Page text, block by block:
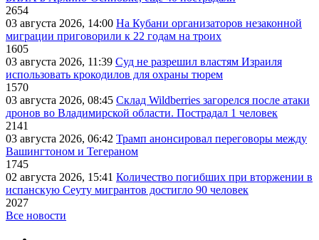
2654
03 августа 2026, 14:00 На Кубани организаторов незаконной
миграции приговорили к 22 годам на троих
1605
03 августа 2026, 11:39 Суд не разрешил властям Израиля
использовать крокодилов для охраны тюрем
1570
03 августа 2026, 08:45 Склад Wildberries загорелся после атаки
дронов во Владимирской области. Пострадал 1 человек
2141
03 августа 2026, 06:42 Трамп анонсировал переговоры между
Вашингтоном и Тегераном
1745
02 августа 2026, 15:41 Количество погибших при вторжении в
испанскую Сеуту мигрантов достигло 90 человек
2027
Все новости